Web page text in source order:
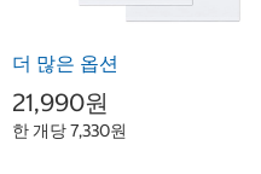
더 많은 옵션
21,990원
한 개당 7,330원